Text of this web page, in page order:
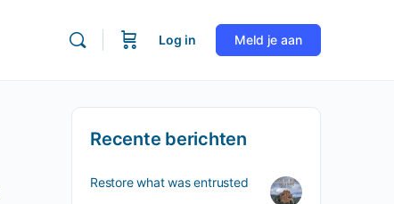
Log in Meld je aan
Recente berichten
Restore what was entrusted